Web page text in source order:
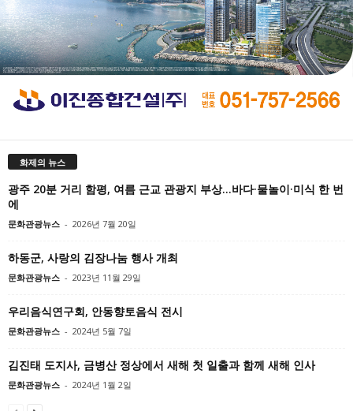
화제의 뉴스
광주 20분 거리 함평, 여름 근교 관광지 부상…바다·물놀이·미식 한 번
에
문화관광뉴스 - 2026년 7월 20일
하동군, 사랑의 김장나눔 행사 개최
문화관광뉴스 - 2023년 11월 29일
우리음식연구회, 안동향토음식 전시
문화관광뉴스 - 2024년 5월 7일
김진태 도지사, 금병산 정상에서 새해 첫 일출과 함께 새해 인사
문화관광뉴스 - 2024년 1월 2일